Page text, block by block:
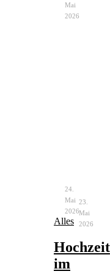
Mai
2026
24.
Mai
2026
23.
Mai
2026
Alles
Hochzeit
im